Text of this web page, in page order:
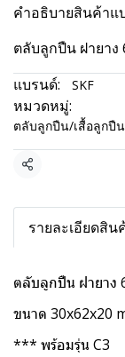
คำอธิบายสินค้าแ
ตลับลูกปืน ฝายาง
แบรนด์:
SKF
หมวดหมู่:
ตลับลูกปืน/เสื้อลูกปื
แชร์
รายละเอียดสิน
ตลับลูกปืน ฝายาง
ขนาด 30x62x20
*** พร้อมรุ่น C3